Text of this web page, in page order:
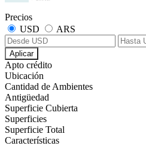
Precios
USD
ARS
Aplicar
Apto crédito
Ubicación
Cantidad de Ambientes
Antigüedad
Superficie Cubierta
Superficies
Superficie Total
Características